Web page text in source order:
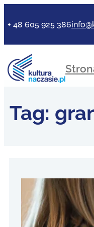
+ 48 605 925 386
Tag: